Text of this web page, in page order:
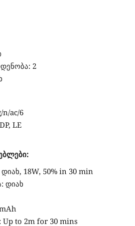
2
n/ac/6
LE
18W, 50% in 30 min
დიახ
to 2m for 30 mins